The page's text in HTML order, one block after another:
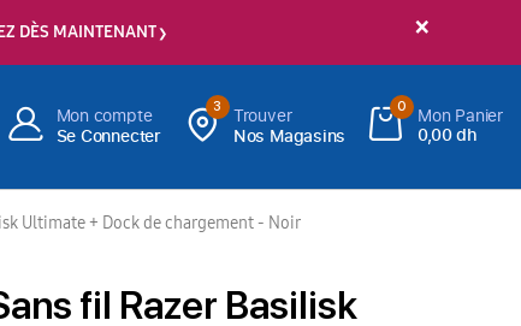
×
DÈS MAINTENANT
Mon compte
Se Connecter
3
Trouver
Nos Magasins
0
Mon Panier
0,00 dh
Ultimate + Dock de chargement - Noir
fil Razer Basilisk